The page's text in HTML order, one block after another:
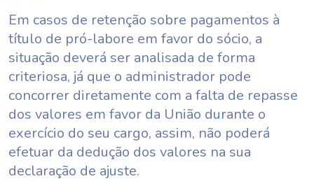
Em casos de retenção sobre pagamentos à
título de pró-labore em favor do sócio, a
situação deverá ser analisada de forma
criteriosa, já que o administrador pode
concorrer diretamente com a falta de repasse
dos valores em favor da União durante o
exercício do seu cargo, assim, não poderá
efetuar da dedução dos valores na sua
declaração de ajuste.